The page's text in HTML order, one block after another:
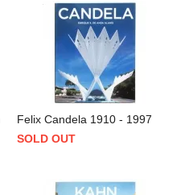
Felix Candela 1910 - 1997
SOLD OUT